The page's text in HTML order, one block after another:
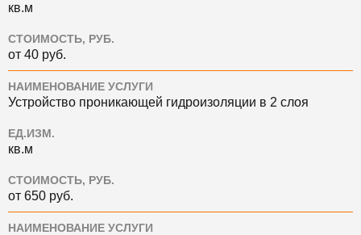
кв.м
СТОИМОСТЬ, РУБ.
от 40 руб.
НАИМЕНОВАНИЕ УСЛУГИ
Устройство проникающей гидроизоляции в 2 слоя
ЕД.ИЗМ.
кв.м
СТОИМОСТЬ, РУБ.
от 650 руб.
НАИМЕНОВАНИЕ УСЛУГИ